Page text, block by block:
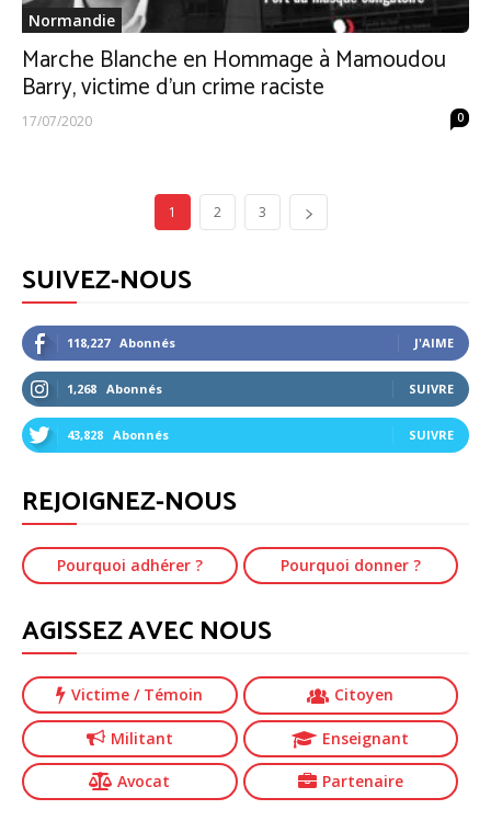
Normandie
Marche Blanche en Hommage à Mamoudou
Barry, victime d’un crime raciste
17/07/2020 0
1 2 3
SUIVEZ-NOUS
118,227 Abonnés J'AIME
1,268 Abonnés SUIVRE
43,828 Abonnés SUIVRE
REJOIGNEZ-NOUS
Pourquoi adhérer ? Pourquoi donner ?
AGISSEZ AVEC NOUS
Victime/ Témoin Citoyen
Militant Enseignant
Avocat Partenaire